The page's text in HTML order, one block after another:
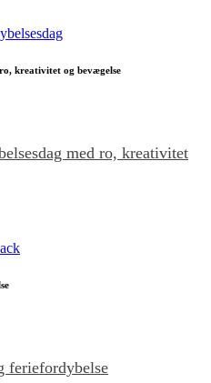
kreativitet og bevægelse
med ro, kreativitet
feriefordybelse